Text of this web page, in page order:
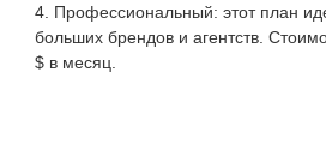
Профессиональный: этот план
больших брендов и агентств.
$ в месяц.